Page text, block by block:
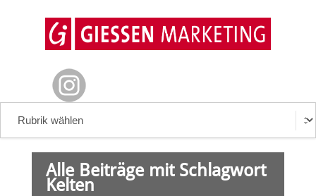
Alle Beiträge mit Schlagwort
Kelten